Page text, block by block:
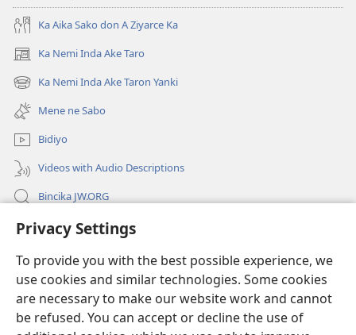
Privacy Settings
To provide you with the best possible experience, we
use cookies and similar technologies. Some cookies
are necessary to make our website work and cannot
be refused. You can accept or decline the use of
Ka Aika Sako don A Ziyarce Ka
Ka Nemi Inda Ake Taro
(opens
new
window)
Ka Nemi Inda Ake Taron Yanki
(opens
new
window)
Mene ne Sabo
Bidiyo
Videos with Audio Descriptions
Bincika JW.ORG
Labaran Shari’a
Gudummawa
(opens
new
window)Watchtower LABURARE NA INTANE
(opens
new